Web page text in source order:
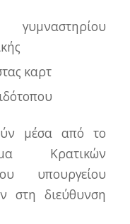
γυμναστηρίου
καρτ
μέσα από το
Κρατικών
υπουργείου
στη διεύθυνση